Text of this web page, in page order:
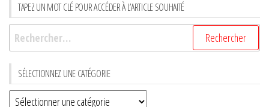
TAPEZ UN MOT CLÉ POUR ACCÉDER À L’ARTICLE SOUHAITÉ
Rechercher :
SÉLECTIONNEZ UNE CATÉGORIE
Sélectionnez